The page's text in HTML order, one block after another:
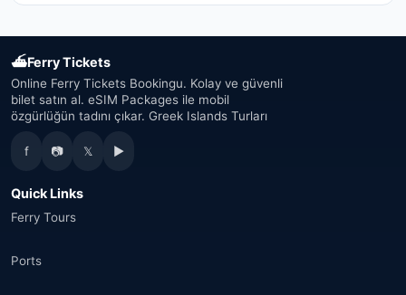
⛴Ferry Tickets
Online Ferry Tickets Bookingu. Kolay ve güvenli
bilet satın al. eSIM Packages ile mobil
özgürlüğün tadını çıkar. Greek Islands Turları
f 📷 𝕏 ▶
Quick Links
Ferry Tours
Ports